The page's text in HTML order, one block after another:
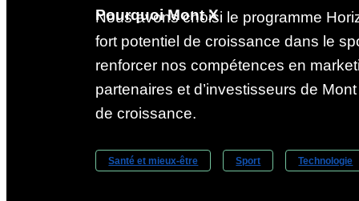
Pourquoi Mont X
Nous avons choisi le programme
fort potentiel de croissance dans le
renforcer nos compétences en
partenaires et d’investisseurs de
de croissance.
Santé et mieux-être Sport Technologie